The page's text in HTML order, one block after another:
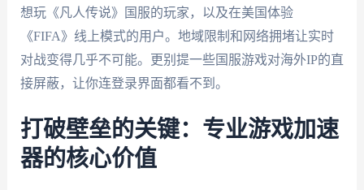
想玩《凡人传说》国服的玩家，以及在美国体验
《FIFA》线上模式的用户。地域限制和网络拥堵让实时
对战变得几乎不可能。更别提一些国服游戏对海外IP的直
接屏蔽，让你连登录界面都看不到。
打破壁垒的关键：专业游戏加速
器的核心价值